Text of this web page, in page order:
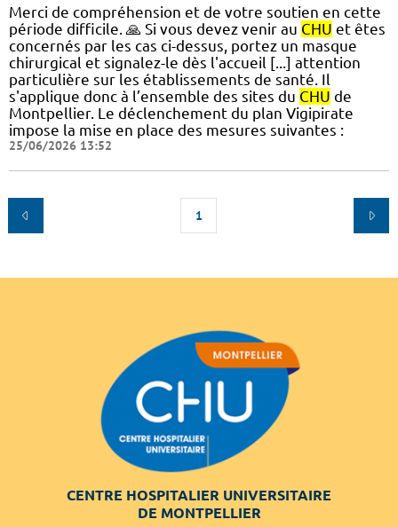
Merci de compréhension et de votre soutien en cette
période difficile. 🙏 Si vous devez venir au CHU et êtes
concernés par les cas ci-dessus, portez un masque
chirurgical et signalez-le dès l'accueil [...] attention
particulière sur les établissements de santé. Il
s'applique donc à l’ensemble des sites du CHU de
Montpellier. Le déclenchement du plan Vigipirate
impose la mise en place des mesures suivantes :
25/06/2026 13:52
1
CENTRE HOSPITALIER UNIVERSITAIRE
DE MONTPELLIER